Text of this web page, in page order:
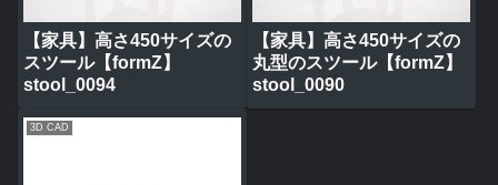
【家具】高さ450サイズの
スツール【formZ】
stool_0094
【家具】高さ450サイズの
丸型のスツール【formZ】
stool_0090
3D CAD